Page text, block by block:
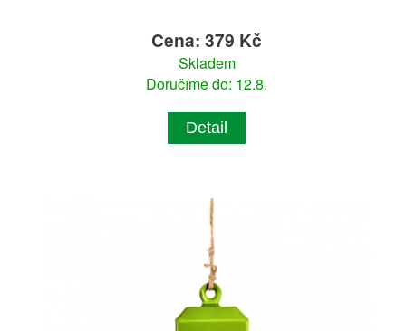
Cena: 379 Kč
Skladem
Doručíme do: 12.8.
Detail